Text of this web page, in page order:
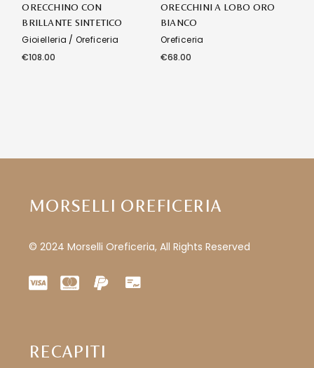
ORECCHINO CON
BRILLANTE SINTETICO
Gioielleria
Oreficeria
€108.00
ORECCHINI A LOBO ORO
BIANCO
Oreficeria
€68.00
MORSELLI OREFICERIA
© 2024 Morselli Oreficeria, All Rights Reserved
RECAPITI